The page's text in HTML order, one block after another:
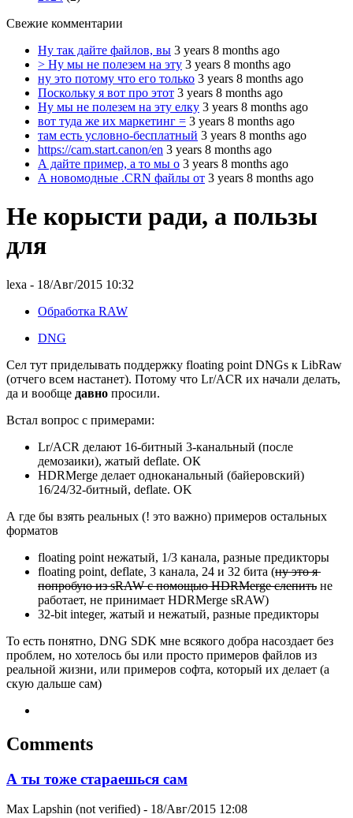
Свежие комментарии
Ну так дайте файлов, вы 3 years 8 months ago
> Ну мы не полезем на эту 3 years 8 months ago
ну это потому что его только 3 years 8 months ago
Поскольку я вот про этот 3 years 8 months ago
Ну мы не полезем на эту елку 3 years 8 months ago
вот туда же их маркетинг = 3 years 8 months ago
там есть условно-бесплатный 3 years 8 months ago
https://cam.start.canon/en 3 years 8 months ago
А дайте пример, а то мы о 3 years 8 months ago
А новомодные .CRN файлы от 3 years 8 months ago
Не корысти ради, а пользы
для
lexa - 18/Авг/2015 10:32
Обработка RAW
DNG
Сел тут приделывать поддержку floating point DNGs к LibRaw
(отчего всем настанет). Потому что Lr/ACR их начали делать,
да и вообще давно просили.
Встал вопрос с примерами:
Lr/ACR делают 16-битный 3-канальный (после
демозаики), жатый deflate. ОК
HDRMerge делает одноканальный (байеровский)
16/24/32-битный, deflate. OK
А где бы взять реальных (! это важно) примеров остальных
форматов
floating point нежатый, 1/3 канала, разные предикторы
floating point, deflate, 3 канала, 24 и 32 бита (ну это я
попробую из sRAW c помощью HDRMerge слепить не
работает, не принимает HDRMerge sRAW)
32-bit integer, жатый и нежатый, разные предикторы
То есть понятно, DNG SDK мне всякого добра насоздает без
проблем, но хотелось бы или просто примеров файлов из
реальной жизни, или примеров софта, который их делает (а
скую дальше сам)
Comments
А ты тоже стараешься сам
Max Lapshin (not verified) - 18/Авг/2015 12:08